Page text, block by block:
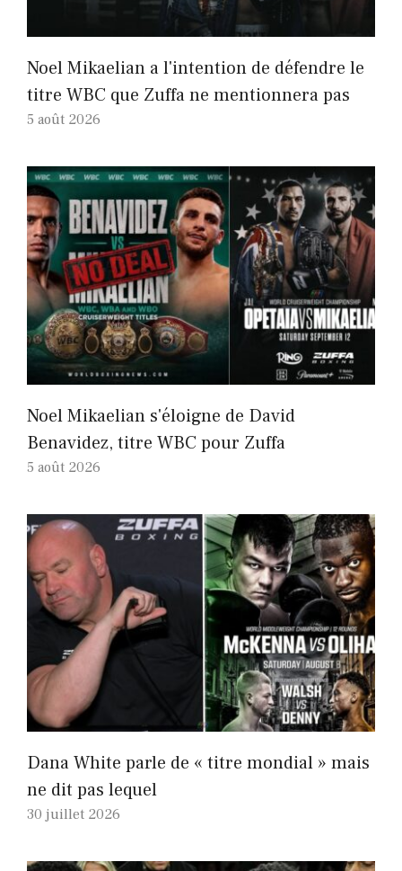
Noel Mikaelian a l'intention de défendre le
titre WBC que Zuffa ne mentionnera pas
5 août 2026
Noel Mikaelian s'éloigne de David
Benavidez, titre WBC pour Zuffa
5 août 2026
Dana White parle de « titre mondial » mais
ne dit pas lequel
30 juillet 2026